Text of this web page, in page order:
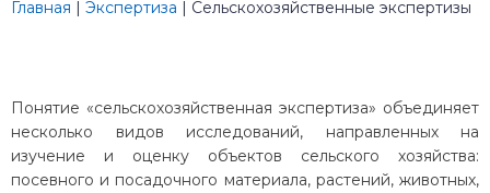
Главная | Экспертиза | Сельскохозяйственные экспертизы
Понятие «сельскохозяйственная экспертиза» объединяет
несколько видов исследований, направленных на
изучение и оценку объектов сельского хозяйства:
посевного и посадочного материала, растений, животных,